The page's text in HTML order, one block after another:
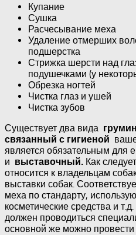
Купание
Сушка
Расчесывание меха
Удаление отмерших
подшерстка
Стрижка шерсти над
подушечками (у
Обрезка ногтей
Чистка глаз и ушей
Чистка зубов
Существует два вида
связанный с гигиеной
является обязательным для
и выставочный. Как
относится к владельцам
выставки собак.
меха по стандарту,
косметические средства и
должен проводиться
основной же можно